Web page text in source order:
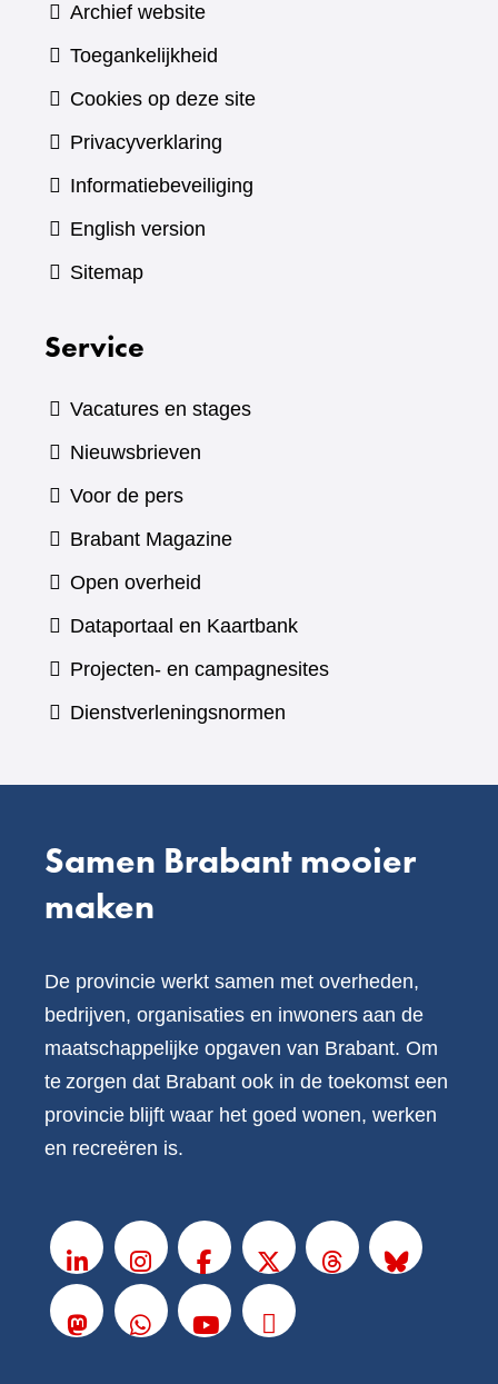
Archief website
Toegankelijkheid
Cookies op deze site
Privacyverklaring
Informatiebeveiliging
English version
Sitemap
Service
Vacatures en stages
Nieuwsbrieven
Voor de pers
Brabant Magazine(verwijst
andere
website)
Open overheid
Dataportaal en Kaartbank(verwijst
naar
Projecten- en campagnesites
Dienstverleningsnormen
Samen Brabant mooier
maken
De provincie werkt samen met overheden,
bedrijven, organisaties en inwoners aan de
maatschappelijke opgaven van Brabant. Om
te zorgen dat Brabant ook in de toekomst een
provincie blijft waar het goed wonen, werken
en recreëren is.
LinkedInInstagramFacebook
X